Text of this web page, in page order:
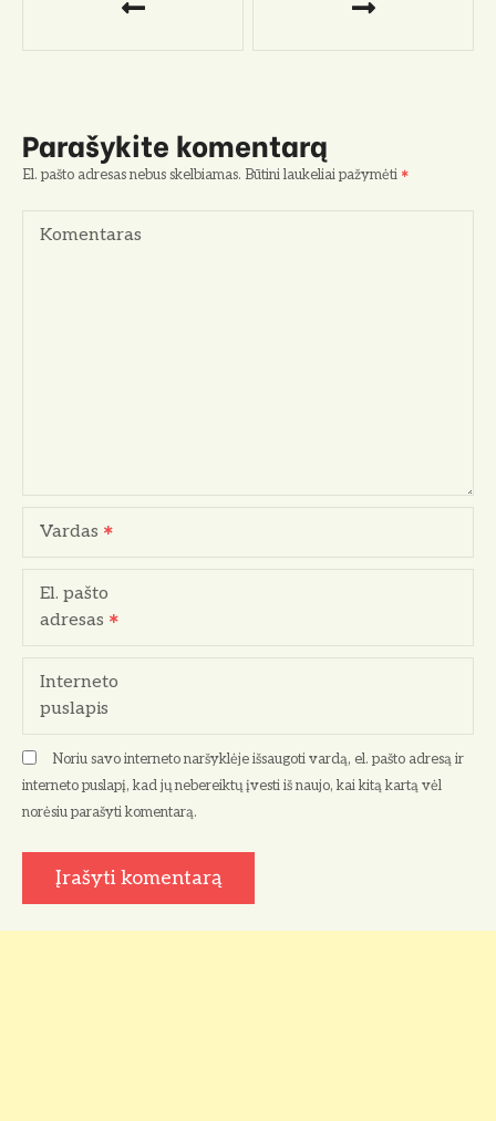
g
c
a
š
ų
Parašykite komentarą
El. pašto adresas nebus skelbiamas. Būtini laukeliai pažymėti
Komentaras
Vardas
El. pašto
adresas
Interneto
puslapis
Noriu savo interneto naršyklėje išsaugoti vardą, el. pašto adresą ir
interneto puslapį, kad jų nebereiktų įvesti iš naujo, kai kitą kartą vėl
norėsiu parašyti komentarą.